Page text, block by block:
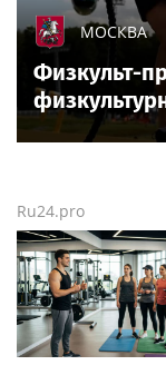
МОСКВА
Физкульт-
Ru24.pro